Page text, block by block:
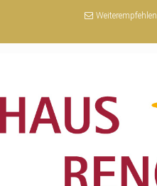
Weiterempfehlen